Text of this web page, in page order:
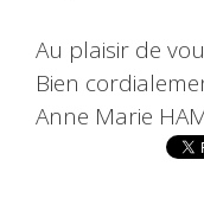
Au plaisir de
Bien
Anne Marie